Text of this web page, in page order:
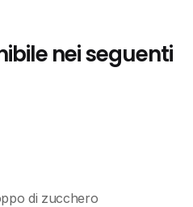
nei seguenti
di zucchero